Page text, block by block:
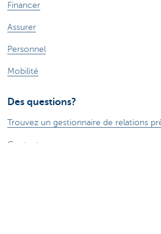
Financer
Assurer
Personnel
Mobilité
Des questions?
Trouvez un gestionnaire de relations
Contactez-nous